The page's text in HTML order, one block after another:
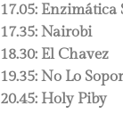
17.05: Enzimática
17.35: Nairobi
18.30: El Chavez
19.35: No Lo
20.45: Holy Piby